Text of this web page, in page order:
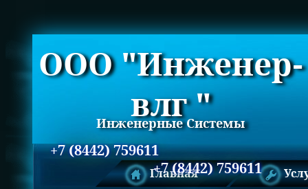
ООО "Инженер-
влг "
Инженерные Системы
+7 (8442) 759611
+7 (8442) 759611
Главная